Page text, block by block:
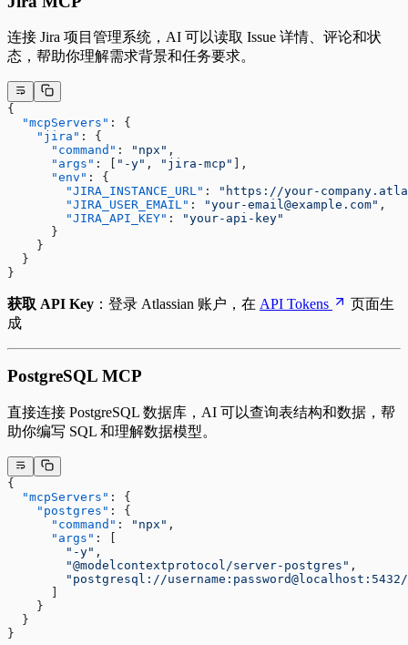
连接 Jira 项目管理系统，AI 可以读取 Issue 详情、评论和状
态，帮助你理解需求背景和任务要求。
{
  "mcpServers"
: {
    "jira"
: {
      "command"
: "npx" ,
      "args"
: [ "-y" , "jira-mcp" ],
      "env"
: {
        "JIRA_INSTANCE_URL"
:
"https://your-
        "JIRA_USER_EMAIL"
: "your-email@example.com" ,
        "JIRA_API_KEY"
:
"your-api-key"
      }
    }
  }
}
获取 API Key ：登录 Atlassian 账户，在 API Tokens
页面生
成
PostgreSQL MCP
直接连接 PostgreSQL 数据库，AI 可以查询表结构和数据，帮
助你编写 SQL 和理解数据模型。
{
  "mcpServers"
: {
    "postgres"
: {
      "command"
: "npx" ,
      "args"
: [
        "-y"
,
        "@modelcontextprotocol/server-postgres"
,
"postgresql://
    }
  }
}